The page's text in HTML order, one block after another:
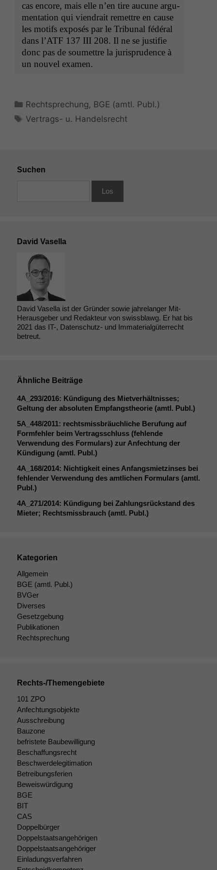
cas encore, mais elle n’en tire aucune argu­
men­ta­tion qui viendrait remet­tre en cause
les motifs exposés par le Tri­bunal fédéral
dans l’ATF 137 III 208. Il ne se jus­ti­fie
donc pas de soumet­tre la jurispru­dence à
un nou­v­el examen.
Kategorien
Rechtsprechung, BGE (amtl. Publ.)
Schlagwörter
Vertrags- u. Handelsrecht
Suchen
David Vasella
David Vasella ist der Gründer sowie jahrelanger Mit-
Herausgeber und Redakteur von swissblawg. Er hat bis
2021 das IT-, Datenschutz- und Immaterialgüterrecht
betreut.
Ähnliche Beiträge
4A_293/2016: Kündigung des Mietverhältnisses;
Geltung der absoluten Empfangstheorie (amtl. Publ.)
5A_448/2011: rechtsmissbräuchliche Berufung auf
Formfehler beim Vertragsschluss (fehlende
Verwendung des Formulars) zur Anfechtung der
Kündigung (amtl. Publ.)
4A_168/2014: Nichtigkeit eines Anfangsmietzinses bei
fehlender Verwendung des amtlichen Formulars (amtl.
Publ.)
4A_271/2014: Kündigung bei Zahlungsrückstand des
Mieter; Rechtsmissbrauch (amtl. Publ.)
Kategorien
Allgemein
BGE (amtl. Publ.)
BVGer
Diverses
Gesetzgebung
Publikationen
Rechtsprechung
Rechts-/Themengebiete
101 ZPO
Anfechtungsobjekte
Ausschreibung
Bauzone
befristete Baubewilligung
Beschaffungsrecht
Beschwerdelegitimation
Betreibungsferien
Beweiswürdigung
BGE
BIT
CAS
Doppelbürger
Doppelstaatsangehörigen
Doppelstaatsangehöriger
Einladungsverfahren
Notwendige
Cookies
Cookies sind
nicht
damit die
Website